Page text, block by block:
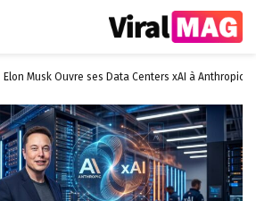
Elon Musk Ouvre ses Data Centers xAI à Anthropic